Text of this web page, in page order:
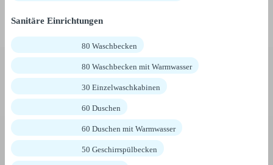
Sanitäre Einrichtungen
80 Waschbecken
80 Waschbecken mit Warmwasser
30 Einzelwaschkabinen
60 Duschen
60 Duschen mit Warmwasser
50 Geschirrspülbecken